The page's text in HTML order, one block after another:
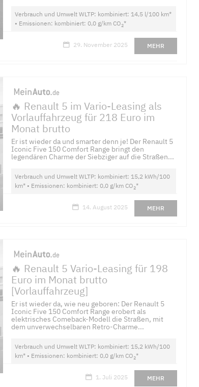
Verbrauch und Umwelt WLTP: kombiniert: 14,5 l/100 km*
• Emissionen: kombiniert: 0,0 g/km CO2*
29. November 2025 MEHR
🔥 Renault 5 im Vario-Leasing als
Vorlauffahrzeug für 218 Euro im
Monat brutto
Er ist wieder da und smarter denn je! Der Renault 5
Iconic Five 150 Comfort Range bringt den
legendären Charme der Siebziger auf die Straßen...
Verbrauch und Umwelt WLTP: kombiniert: 15,2 kWh/100
km* • Emissionen: kombiniert: 0,0 g/km CO2*
14. August 2025 MEHR
🔥 Renault 5 Vario-Leasing für 198
Euro im Monat brutto
[Vorlauffahrzeug]
Er ist wieder da, wie neu geboren: Der Renault 5
Iconic Five 150 Comfort Range erobert als
elektrisches Comeback-Modell die Straßen, mit
dem unverwechselbaren Retro-Charme...
Verbrauch und Umwelt WLTP: kombiniert: 15,2 kWh/100
km* • Emissionen: kombiniert: 0,0 g/km CO2*
1. Juli 2025 MEHR